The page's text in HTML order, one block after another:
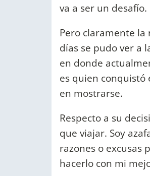
va a ser un
Pero claramente
días se pudo ver a
en donde
es quien conquistó
en mostrarse.
Respecto a su
que viajar. Soy
razones o excusas
hacerlo con mi